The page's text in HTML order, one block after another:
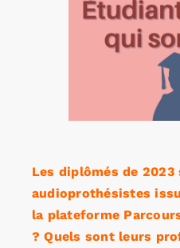
Les diplômés de
audioprothésistes
la plateforme
? Quels sont leurs